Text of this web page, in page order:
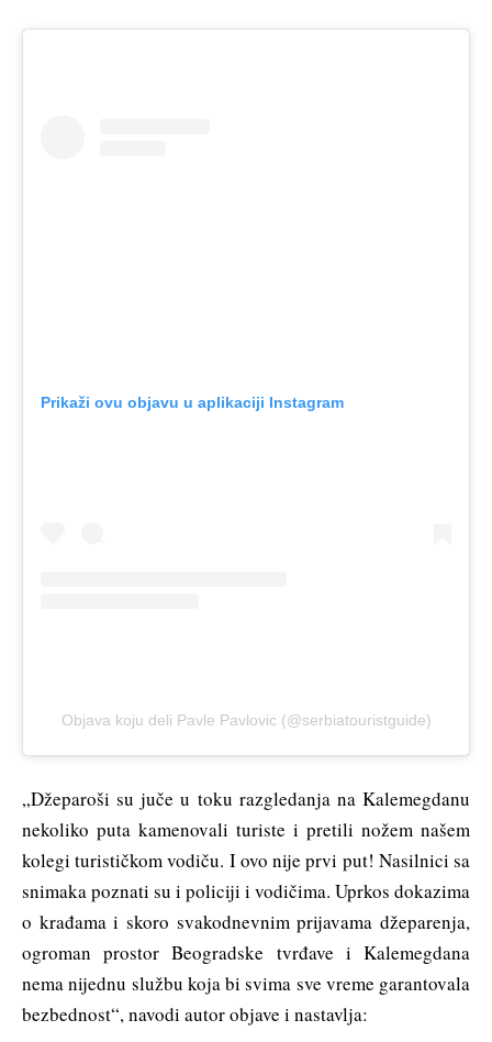
Prikaži ovu objavu u aplikaciji Instagram
Objava koju deli Pavle Pavlovic (@serbiatouristguide)
„Džeparoši su juče u toku razgledanja na Kalemegdanu
nekoliko puta kamenovali turiste i pretili nožem našem
kolegi turističkom vodiču. I ovo nije prvi put! Nasilnici sa
snimaka poznati su i policiji i vodičima. Uprkos dokazima
o krađama i skoro svakodnevnim prijavama džeparenja,
ogroman prostor Beogradske tvrđave i Kalemegdana
nema nijednu službu koja bi svima sve vreme garantovala
bezbednost“, navodi autor objave i nastavlja: